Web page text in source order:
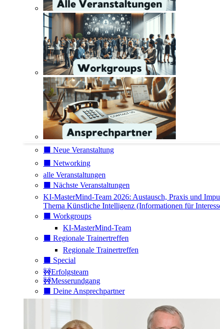
⬛️ Neue Veranstaltung
⬛️ Networking
alle Veranstaltungen
⬛️ Nächste Veranstaltungen
KI-MasterMind-Team 2026: Austausch, Praxis und
Thema Künstliche Intelligenz (Informationen für
⬛️ Workgroups
KI-MasterMind-Team
⬛️ Regionale Trainertreffen
Regionale Trainertreffen
⬛️ Special
🚧Erfolgsteam
🚧Messerundgang
⬛️ Deine Ansprechpartner